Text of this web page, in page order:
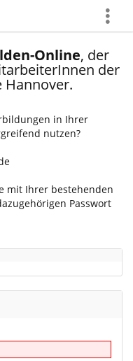
Online, der
der
Hannover.
in Ihrer
nutzen?
mit Ihrer bestehenden
Passwort